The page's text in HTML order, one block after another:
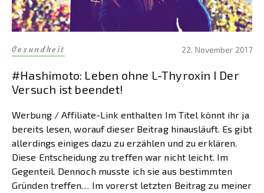
Gesundheit 22. November 2017
#Hashimoto: Leben ohne L-Thyroxin I Der
Versuch ist beendet!
Werbung / Affiliate-Link enthalten Im Titel könnt ihr ja
bereits lesen, worauf dieser Beitrag hinausläuft. Es gibt
allerdings einiges dazu zu erzählen und zu erklären.
Diese Entscheidung zu treffen war nicht leicht. Im
Gegenteil. Dennoch musste ich sie aus bestimmten
Gründen treffen… Im vorerst letzten Beitrag zu meiner